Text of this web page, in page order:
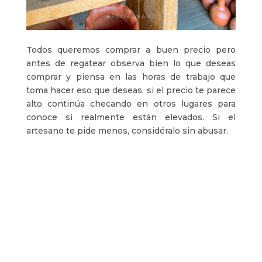
Todos queremos comprar a buen precio pero
antes de regatear observa bien lo que deseas
comprar y piensa en las horas de trabajo que
toma hacer eso que deseas, si el precio te parece
alto continúa checando en otros lugares para
conoce si realmente están elevados. Si el
artesano te pide menos, considéralo sin abusar.